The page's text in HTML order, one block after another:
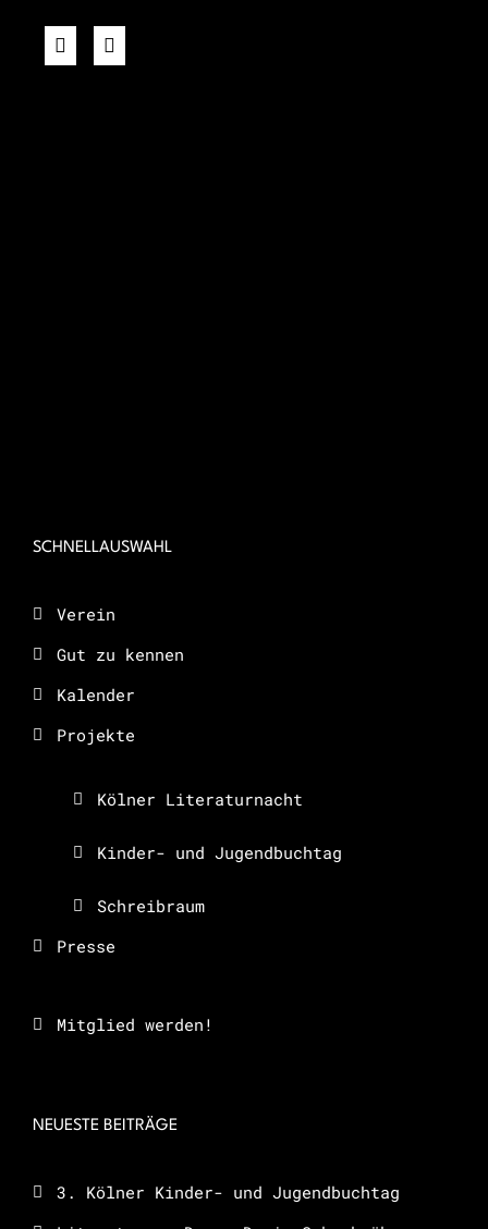
SCHNELLAUSWAHL
Verein
Gut zu kennen
Kalender
Projekte
Kölner Literaturnacht
Kinder- und Jugendbuchtag
Schreibraum
Presse
Mitglied werden!
NEUESTE BEITRÄGE
3. Kölner Kinder- und Jugendbuchtag